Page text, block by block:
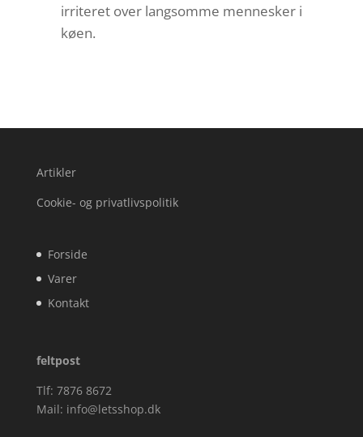
irriteret over langsomme mennesker i
køen.
Artikler
Cookie- og privatlivspolitik
Forside
Varer
Kontakt
feltpost
Tlf: 7876 8672
Mail: info@letsshop.dk